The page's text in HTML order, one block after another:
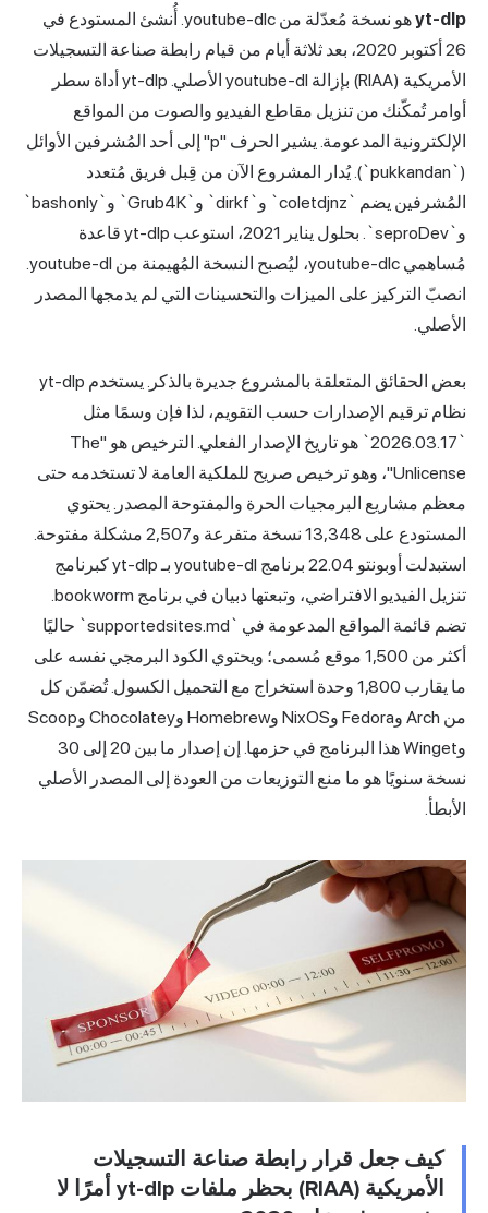
yt-dlp
هو نسخة مُعدّلة من youtube-dlc. أُنشئ المستودع في
26 أكتوبر 2020، بعد ثلاثة أيام من قيام رابطة صناعة التسجيلات
الأمريكية (RIAA) بإزالة youtube-dl الأصلي. yt-dlp أداة سطر
أوامر تُمكّنك من تنزيل مقاطع الفيديو والصوت من المواقع
الإلكترونية المدعومة. يشير الحرف "p" إلى أحد المُشرفين الأوائل
(`pukkandan`). يُدار المشروع الآن من قِبل فريق مُتعدد
المُشرفين يضم `coletdjnz` و`dirkf` و`Grub4K` و`bashonly`
و`seproDev`. بحلول يناير 2021، استوعب yt-dlp قاعدة
مُساهمي youtube-dlc، ليُصبح النسخة المُهيمنة من youtube-dl.
انصبّ التركيز على الميزات والتحسينات التي لم يدمجها المصدر
الأصلي.
بعض الحقائق المتعلقة بالمشروع جديرة بالذكر. يستخدم yt-dlp
نظام ترقيم الإصدارات حسب التقويم، لذا فإن وسمًا مثل
`2026.03.17` هو تاريخ الإصدار الفعلي. الترخيص هو "The
Unlicense"، وهو ترخيص صريح للملكية العامة لا تستخدمه حتى
معظم مشاريع البرمجيات الحرة والمفتوحة المصدر. يحتوي
المستودع على 13,348 نسخة متفرعة و2,507 مشكلة مفتوحة.
استبدلت أوبونتو 22.04 برنامج youtube-dl بـ yt-dlp كبرنامج
تنزيل الفيديو الافتراضي، وتبعتها دبيان في برنامج bookworm.
تضم قائمة المواقع المدعومة في `supportedsites.md` حاليًا
أكثر من 1,500 موقع مُسمى؛ ويحتوي الكود البرمجي نفسه على
ما يقارب 1,800 وحدة استخراج مع التحميل الكسول. تُضمّن كل
من Arch وFedora وNixOS وHomebrew وChocolatey وScoop
وWinget هذا البرنامج في حزمها. إن إصدار ما بين 20 إلى 30
نسخة سنويًا هو ما منع التوزيعات من العودة إلى المصدر الأصلي
الأبطأ.
كيف جعل قرار رابطة صناعة التسجيلات
الأمريكية (RIAA) بحظر ملفات yt-dlp أمرًا لا